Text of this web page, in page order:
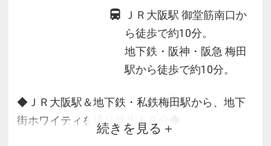
ＪＲ大阪駅 御堂筋南口か
ら徒歩で約10分。
地下鉄・阪神・阪急 梅田
駅から徒歩で約10分。
◆ＪＲ大阪駅＆地下鉄・私鉄梅田駅から、地下
街ホワイティを通り徒歩１０分◆
・どこへ行くにも便利で、ビジネス、観光に最
続きを見る